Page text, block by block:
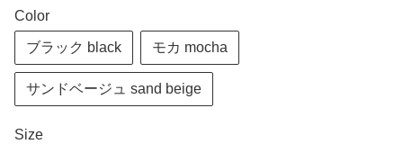
Color
ブラック black モカ mocha
サンドベージュ sand beige
Size